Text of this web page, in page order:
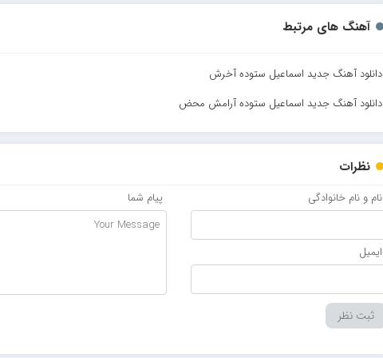
آهنگ های مرتبط
دانلود آهنگ جدید اسماعیل ستوده آخرش
دانلود آهنگ جدید اسماعیل ستوده آرامش محض
نظرات
نام و نام خانوادگی
ایمیل
پیام شما